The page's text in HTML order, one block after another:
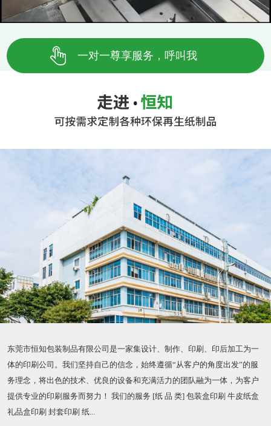
一对一尊享服务，呼叫我
东莞市恒知包装制品有限公司是一家集设计、制作、印刷、印后加工为一
体的印刷公司。我们坚持自己的信念，始终遵循“从客户的角度出发”的服
务理念，将出色的技术、优良的设备和充满活力的团队融为一体，为客户
提供专业的印刷服务而努力！ 我们的服务 [纸 品 类] 包装盒印刷 牛皮纸盒
礼品盒印刷 封套印刷 纸...